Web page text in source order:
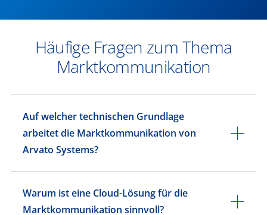
​​Häufige Fragen zum Thema
Marktkommunikation
​​Auf welcher technischen Grundlage
arbeitet die Marktkommunikation von
Arvato Systems?​
​​Warum ist eine Cloud-Lösung für die
Marktkommunikation sinnvoll?​